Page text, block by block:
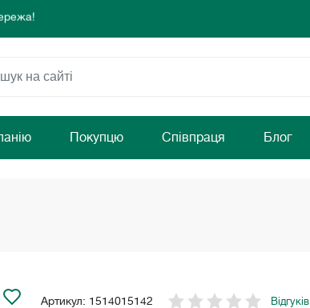
та затишку Вашого дому!
та затишку Вашого дому!
Покупцю Співпраця Блог
Артикул: 1514015142 Відгуків